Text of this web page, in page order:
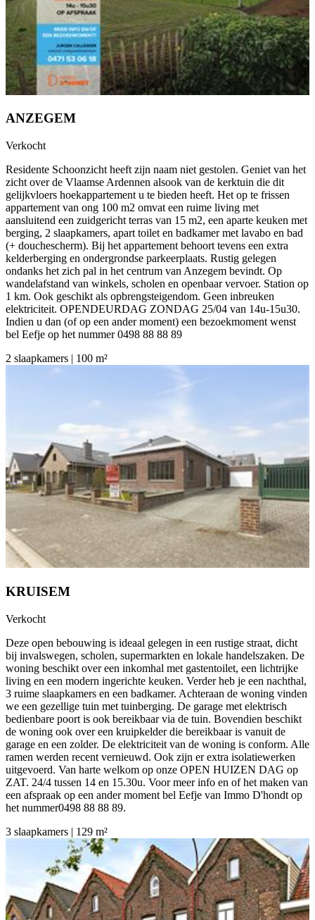
ANZEGEM
Verkocht
Residente Schoonzicht heeft zijn naam niet gestolen. Geniet van het
zicht over de Vlaamse Ardennen alsook van de kerktuin die dit
gelijkvloers hoekappartement u te bieden heeft. Het op te frissen
appartement van ong 100 m2 omvat een ruime living met
aansluitend een zuidgericht terras van 15 m2, een aparte keuken met
berging, 2 slaapkamers, apart toilet en badkamer met lavabo en bad
(+ douchescherm). Bij het appartement behoort tevens een extra
kelderberging en ondergrondse parkeerplaats. Rustig gelegen
ondanks het zich pal in het centrum van Anzegem bevindt. Op
wandelafstand van winkels, scholen en openbaar vervoer. Station op
1 km. Ook geschikt als opbrengsteigendom. Geen inbreuken
elektriciteit. OPENDEURDAG ZONDAG 25/04 van 14u-15u30.
Indien u dan (of op een ander moment) een bezoekmoment wenst
bel Eefje op het nummer 0498 88 88 89
2 slaapkamers | 100 m²
KRUISEM
Verkocht
Deze open bebouwing is ideaal gelegen in een rustige straat, dicht
bij invalswegen, scholen, supermarkten en lokale handelszaken. De
woning beschikt over een inkomhal met gastentoilet, een lichtrijke
living en een modern ingerichte keuken. Verder heb je een nachthal,
3 ruime slaapkamers en een badkamer. Achteraan de woning vinden
we een gezellige tuin met tuinberging. De garage met elektrisch
bedienbare poort is ook bereikbaar via de tuin. Bovendien beschikt
de woning ook over een kruipkelder die bereikbaar is vanuit de
garage en een zolder. De elektriciteit van de woning is conform. Alle
ramen werden recent vernieuwd. Ook zijn er extra isolatiewerken
uitgevoerd. Van harte welkom op onze OPEN HUIZEN DAG op
ZAT. 24/4 tussen 14 en 15.30u. Voor meer info en of het maken van
een afspraak op een ander moment bel Eefje van Immo D'hondt op
het nummer0498 88 88 89.
3 slaapkamers | 129 m²